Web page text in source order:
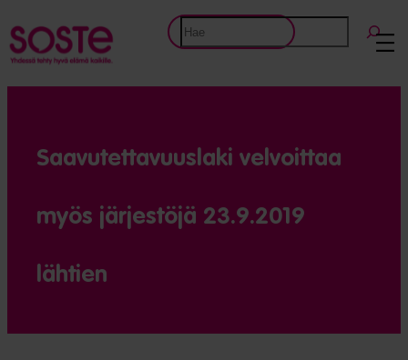
Etsi
Saavutettavuuslaki velvoittaa
myös järjestöjä 23.9.2019
lähtien